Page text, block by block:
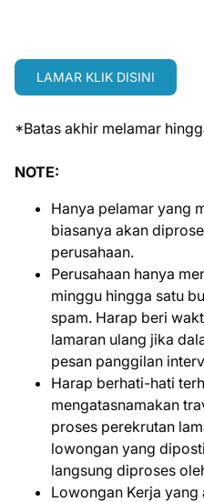
LAMAR KLIK DISINI
*Batas akhir melamar
NOTE:
Hanya pelamar yang
biasanya akan
perusahaan.
Perusahaan hanya
minggu hingga satu
spam. Harap beri
lamaran ulang jika
pesan panggilan
Harap berhati-hati
mengatasnamakan
proses perekrutan
lowongan yang
langsung diproses
Lowongan Kerja